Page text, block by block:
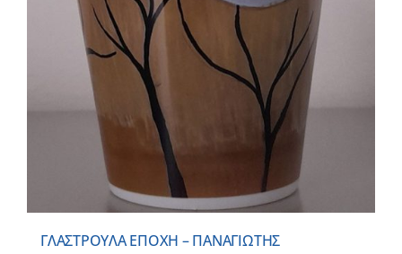
ΓΛΑΣΤΡΟΥΛΑ ΕΠΟΧΗ – ΠΑΝΑΓΙΩΤΗΣ